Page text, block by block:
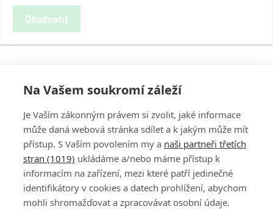
Ohodnotit
PŘIHLÁSIT
REGISTROVAT
DISKUZE
Na Vašem soukromí záleží
Je Vaším zákonným právem si zvolit, jaké informace
může daná webová stránka sdílet a k jakým může mít
přístup. S Vaším povolením my a naši partneři třetích
stran (1019) ukládáme a/nebo máme přístup k
informacím na zařízení, mezi které patří jedinečné
identifikátory v cookies a datech prohlížení, abychom
mohli shromažďovat a zpracovávat osobní údaje.